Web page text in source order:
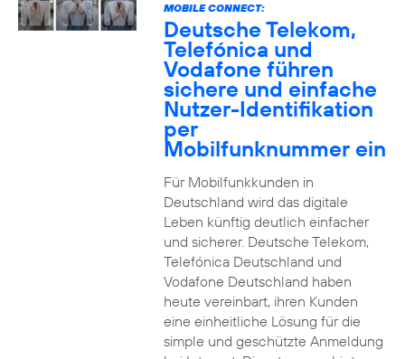
MOBILE CONNECT:
Deutsche Telekom,
Telefónica und
Vodafone führen
sichere und einfache
Nutzer-Identifikation
per
Mobilfunknummer ein
Für Mobilfunkkunden in
Deutschland wird das digitale
Leben künftig deutlich einfacher
und sicherer. Deutsche Telekom,
Telefónica Deutschland und
Vodafone Deutschland haben
heute vereinbart, ihren Kunden
eine einheitliche Lösung für die
simple und geschützte Anmeldung